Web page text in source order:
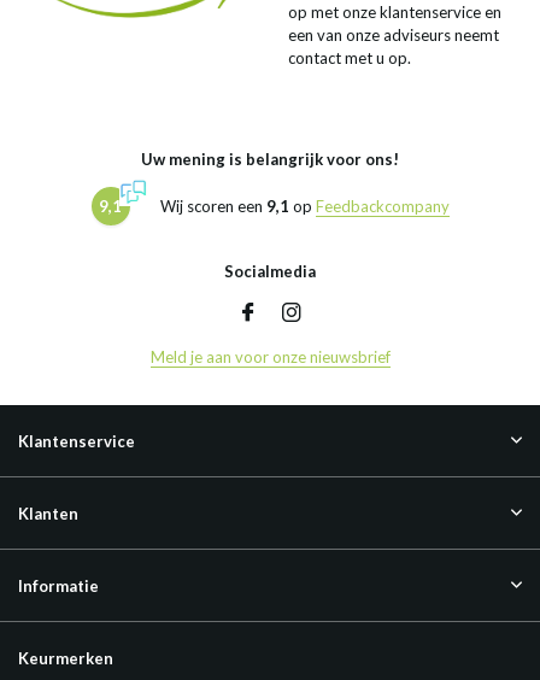
op met onze klantenservice en
een van onze adviseurs neemt
contact met u op.
Uw mening is belangrijk voor ons!
9,1 Wij scoren een 9,1 op Feedbackcompany
Socialmedia
Meld je aan voor onze nieuwsbrief
Klantenservice
Klanten
Informatie
Keurmerken